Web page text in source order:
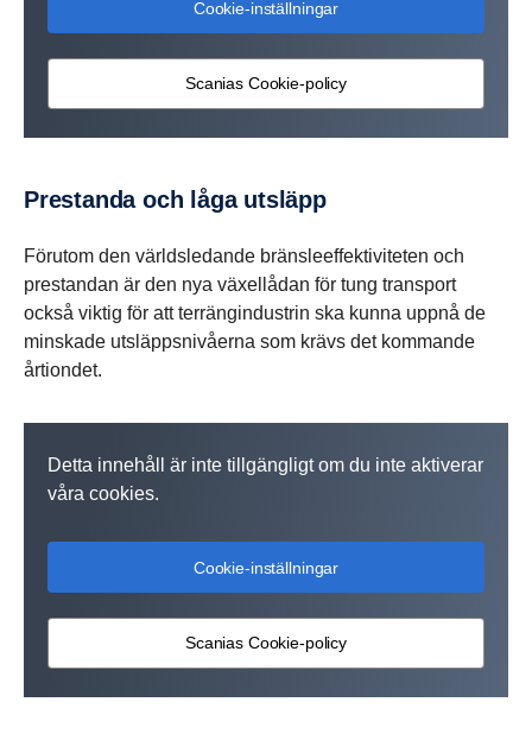
Cookie-inställningar
Scanias Cookie-policy
Prestanda och låga utsläpp
Förutom den världsledande bränsleeffektiviteten och
prestandan är den nya växellådan för tung transport
också viktig för att terrängindustrin ska kunna uppnå de
minskade utsläppsnivåerna som krävs det kommande
årtiondet.
Detta innehåll är inte tillgängligt om du inte aktiverar
våra cookies.
Cookie-inställningar
Scanias Cookie-policy